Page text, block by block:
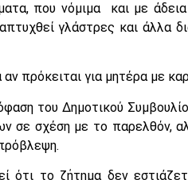
που νόμιμα και με
γλάστρες και άλλα
πρόκειται για μητέρα με
του Δημοτικού
σε σχέση με το παρελθόν,
ότι το ζήτημα δεν